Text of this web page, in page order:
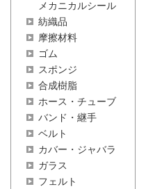
メカニカルシール
紡織品
摩擦材料
ゴム
スポンジ
合成樹脂
ホース・チューブ
バンド・継手
ベルト
カバー・ジャバラ
ガラス
フェルト